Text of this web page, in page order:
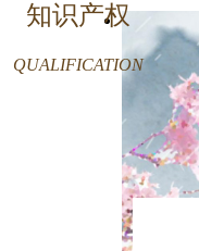
知识产权
QUALIFICATION